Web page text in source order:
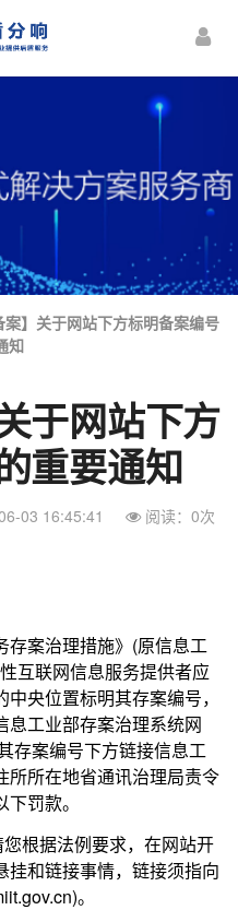
案】关于网站下方标明备案编号
知
于网站下方
重要通知
03 16:45:41 阅读： 0次
存案治理措施》(原信息工
互联网信息服务提供者应
央位置标明其存案编号，
息工业部存案治理系统网
存案编号下方链接信息工
所所在地省通讯治理局责令
罚款。
根据法例要求，在网站开
挂和链接事情，链接须指向
。